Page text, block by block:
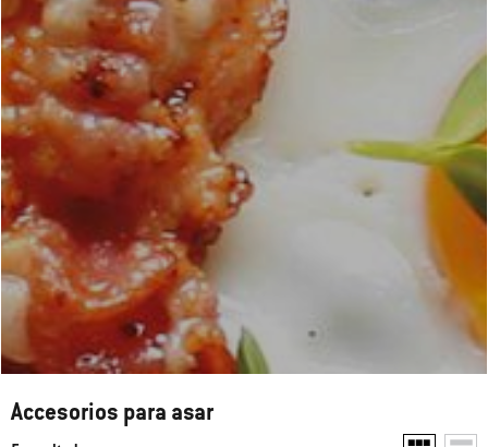
Accesorios para asar